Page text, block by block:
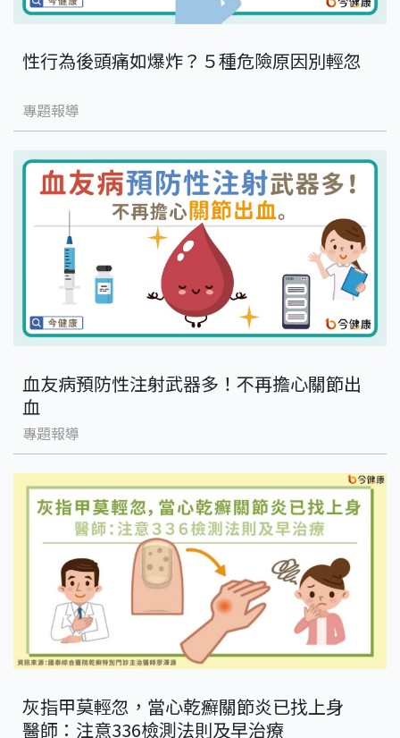
性行為後頭痛如爆炸？５種危險原因別輕忽
專題報導
血友病預防性注射武器多！不再擔心關節出
血
專題報導
灰指甲莫輕忽，當心乾癬關節炎已找上身
醫師：注意336檢測法則及早治療